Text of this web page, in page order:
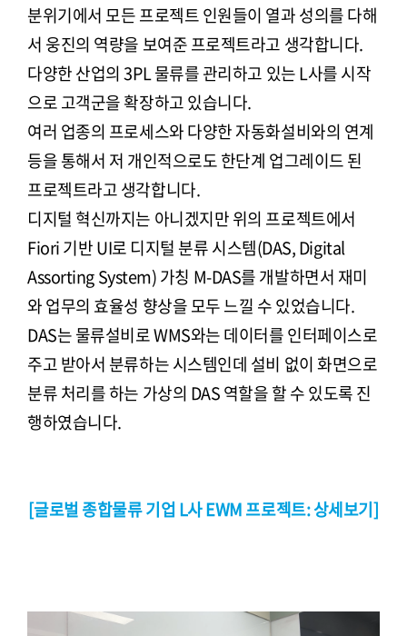
분위기에서 모든 프로젝트 인원들이 열과 성의를 다해
서 웅진의 역량을 보여준 프로젝트라고 생각합니다.
다양한 산업의 3PL 물류를 관리하고 있는 L사를 시작
으로 고객군을 확장하고 있습니다.
여러 업종의 프로세스와 다양한 자동화설비와의 연계
등을 통해서 저 개인적으로도 한단계 업그레이드 된
프로젝트라고 생각합니다.
디지털 혁신까지는 아니겠지만 위의 프로젝트에서
Fiori 기반 UI로 디지털 분류 시스템(DAS, Digital
Assorting System) 가칭 M-DAS를 개발하면서 재미
와 업무의 효율성 향상을 모두 느낄 수 있었습니다.
DAS는 물류설비로 WMS와는 데이터를 인터페이스로
주고 받아서 분류하는 시스템인데 설비 없이 화면으로
분류 처리를 하는 가상의 DAS 역할을 할 수 있도록 진
행하였습니다.
[글로벌 종합물류 기업 L사 EWM 프로젝트: 상세보기]